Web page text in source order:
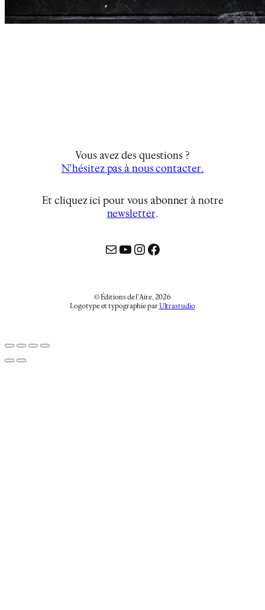
Vous avez des questions ?
N’hésitez pas à nous contacter.
Et cliquez ici pour vous abonner à notre
newsletter…
MailYouTube
Instagram
Facebook
© Éditions de l’Aire, 2026
Logotype et typographie par Ultrastudio